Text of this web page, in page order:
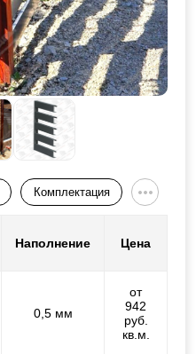
Комплектация
Наполнение Цена
0,5 мм
от
942
руб.
кв.м.